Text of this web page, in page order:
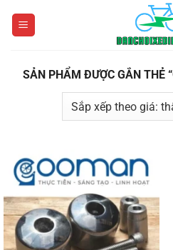
SẢN PHẨM ĐƯỢC GẮN THẺ